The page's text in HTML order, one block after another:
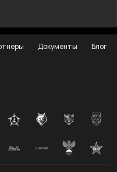
Документы
Блог